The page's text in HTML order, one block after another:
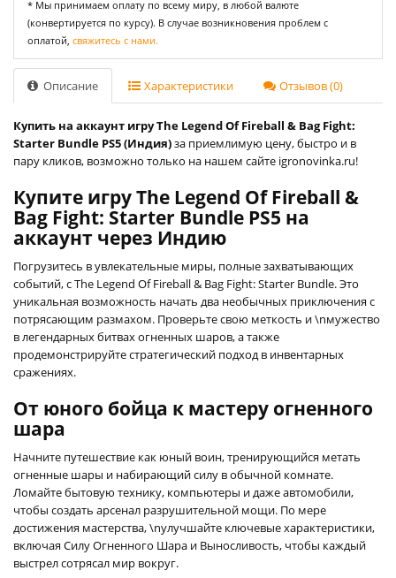
* Мы принимаем оплату по всему миру, в любой валюте
(конвертируется по курсу). В случае возникновения проблем с
оплатой, свяжитесь с нами.
Описание Характеристики Отзывов (0)
Купить на аккаунт игру The Legend Of Fireball & Bag Fight:
Starter Bundle PS5 (Индия)за приемлимую цену, быстро и в
пару кликов, возможно только на нашем сайте igronovinka.ru!
Купите игру The Legend Of Fireball &
Bag Fight: Starter Bundle PS5 на
аккаунт через Индию
Погрузитесь в увлекательные миры, полные захватывающих
событий, с The Legend Of Fireball & Bag Fight: Starter Bundle. Это
уникальная возможность начать два необычных приключения с
потрясающим размахом. Проверьте свою меткость и \nмужество
в легендарных битвах огненных шаров, а также
продемонстрируйте стратегический подход в инвентарных
сражениях.
От юного бойца к мастеру огненного
шара
Начните путешествие как юный воин, тренирующийся метать
огненные шары и набирающий силу в обычной комнате.
Ломайте бытовую технику, компьютеры и даже автомобили,
чтобы создать арсенал разрушительной мощи. По мере
достижения мастерства, \nулучшайте ключевые характеристики,
включая Силу Огненного Шара и Выносливость, чтобы каждый
выстрел сотрясал мир вокруг.